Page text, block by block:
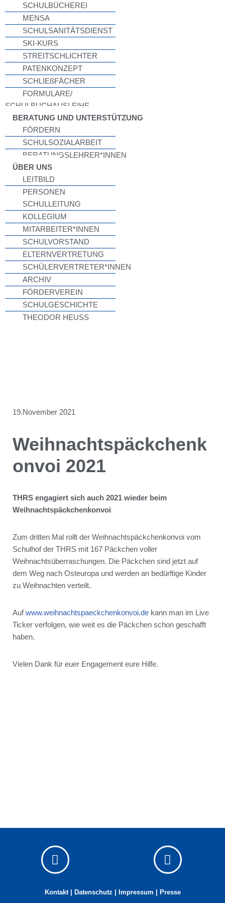
SCHULBÜCHEREI
MENSA
SCHULSANITÄTSDIENST
SKI-KURS
STREITSCHLICHTER
PATENKONZEPT
SCHLIEßFÄCHER
FORMULARE/
SCHULBUCHAUSLEIHE
BERATUNG UND UNTERSTÜTZUNG
FÖRDERN
SCHULSOZIALARBEIT
BERATUNGSLEHRER*INNEN
ÜBER UNS
LEITBILD
PERSONEN
SCHULLEITUNG
KOLLEGIUM
MITARBEITER*INNEN
SCHULVORSTAND
ELTERNVERTRETUNG
SCHÜLERVERTRETER*INNEN
ARCHIV
FÖRDERVEREIN
SCHULGESCHICHTE
THEODOR HEUSS
19.November 2021
Weihnachtspäckchenk
onvoi 2021
THRS engagiert sich auch 2021 wieder beim
Weihnachtspäckchenkonvoi
Zum dritten Mal rollt der Weihnachtspäckchenkonvoi vom
Schulhof der THRS mit 167 Päckchen voller
Weihnachtsüberraschungen. Die Päckchen sind jetzt auf
dem Weg nach Osteuropa und werden an bedürftige Kinder
zu Weihnachten verteilt.
Aufwww.weihnachtspaeckchenkonvoi.de kann man im Live
Ticker verfolgen, wie weit es die Päckchen schon geschafft
haben.
Vielen Dank für euer Engagement eure Hilfe.
Kontakt| Datenschutz Impressum | Presse